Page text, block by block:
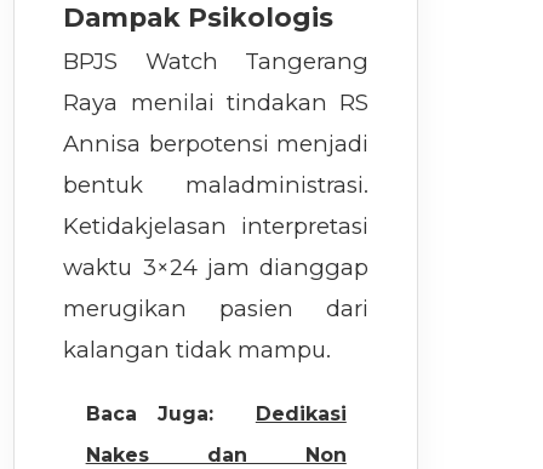
Dampak Psikologis
BPJS Watch Tangerang
Raya menilai tindakan RS
Annisa berpotensi menjadi
bentuk maladministrasi.
Ketidakjelasan interpretasi
waktu 3×24 jam dianggap
merugikan pasien dari
kalangan tidak mampu.
Baca Juga:
Dedikasi
Nakes dan Non